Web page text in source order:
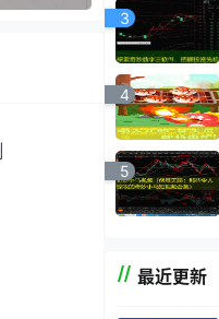
3
4
5
最近更新